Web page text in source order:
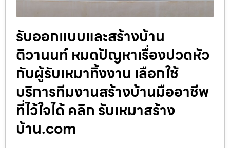
รับออกแบบและสร้างบ้าน
ติวานนท์ หมดปัญหาเรื่องปวดหัว
กับผู้รับเหมาทิ้งงาน เลือกใช้
บริการทีมงานสร้างบ้านมืออาชีพ
ที่ไว้ใจได้ คลิก รับเหมาสร้าง
บ้าน.com